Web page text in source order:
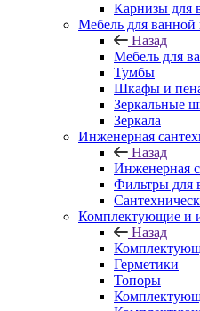
Карнизы для
Мебель для ванной
Назад
Мебель для
Тумбы
Шкафы и
Зеркальные
Зеркала
Инженерная
Назад
Инженерная
Фильтры для
Комплектующие и
Назад
Герметики
Топоры